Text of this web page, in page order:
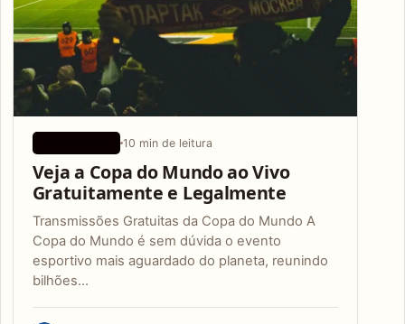
10 min de leitura
Veja a Copa do Mundo ao Vivo
Gratuitamente e Legalmente
Transmissões Gratuitas da Copa do Mundo A
Copa do Mundo é sem dúvida o evento
esportivo mais aguardado do planeta, reunindo
bilhões…